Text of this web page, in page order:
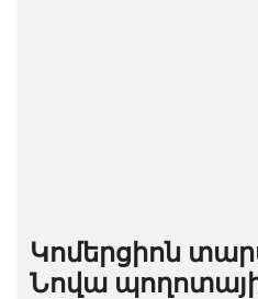
Կոմերցիոն
Նովա